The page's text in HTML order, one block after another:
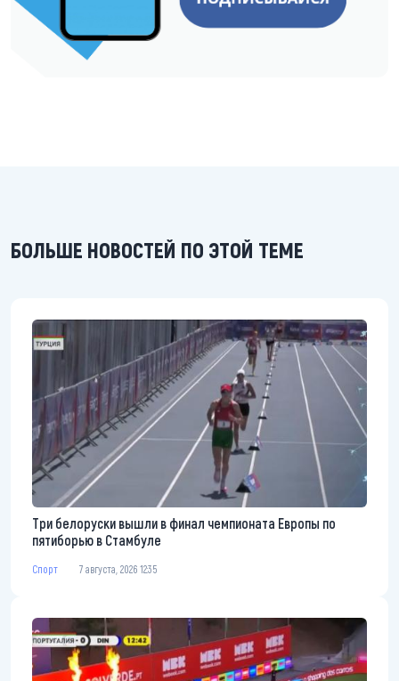
БОЛЬШЕ НОВОСТЕЙ ПО ЭТОЙ ТЕМЕ
Три белоруски вышли в финал чемпионата Европы по
пятиборью в Стамбуле
Спорт 7 августа, 2026 12:35